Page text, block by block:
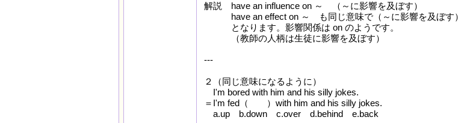
解説 have an influence on ～ （～に影響を及ぼす）
have an effect on ～ も同じ意味で（～に影響を及ぼす）
となります。影響関係は on のようです。
（教師の人柄は生徒に影響を及ぼす）
---
２（同じ意味になるように）
I'm bored with him and his silly jokes.
＝I'm fed（ ）with him and his silly jokes.
a.up b.down c.over d.behind e.back